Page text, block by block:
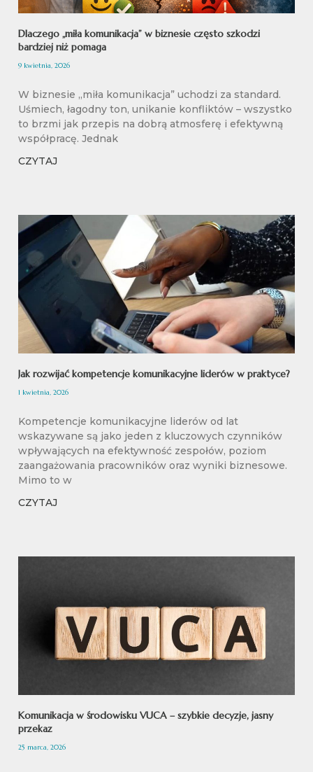
Dlaczego „miła komunikacja” w biznesie często szkodzi
bardziej niż pomaga
9 kwietnia, 2026
W biznesie „miła komunikacja” uchodzi za standard.
Uśmiech, łagodny ton, unikanie konfliktów – wszystko
to brzmi jak przepis na dobrą atmosferę i efektywną
współpracę. Jednak
CZYTAJ
Jak rozwijać kompetencje komunikacyjne liderów w praktyce?
1 kwietnia, 2026
Kompetencje komunikacyjne liderów od lat
wskazywane są jako jeden z kluczowych czynników
wpływających na efektywność zespołów, poziom
zaangażowania pracowników oraz wyniki biznesowe.
Mimo to w
CZYTAJ
Komunikacja w środowisku VUCA – szybkie decyzje, jasny
przekaz
25 marca, 2026